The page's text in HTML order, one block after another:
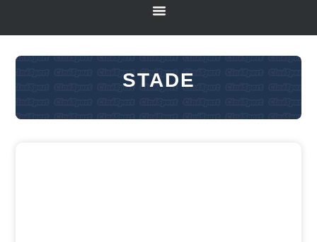
STADE